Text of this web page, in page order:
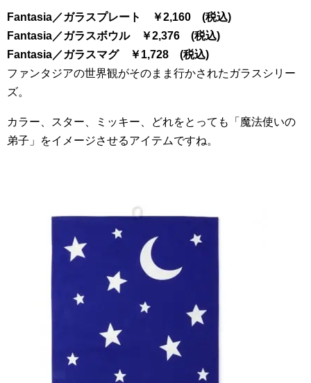
Fantasia／ガラスプレート ￥2,160 (税込)
Fantasia／ガラスボウル ￥2,376 (税込)
Fantasia／ガラスマグ ￥1,728 (税込)
ファンタジアの世界観がそのまま行かされたガラスシリー
ズ。
カラー、スター、ミッキー、どれをとっても「魔法使いの
弟子」をイメージさせるアイテムですね。